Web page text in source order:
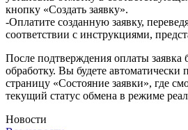
кнопку «Создать заявку».
-Оплатите созданную заявку,
соответствии с инструкциями,
После подтверждения оплаты заявка
обработку. Вы будете автоматически
страницу «Состояние заявки», где
текущий статус обмена в режиме
Новости